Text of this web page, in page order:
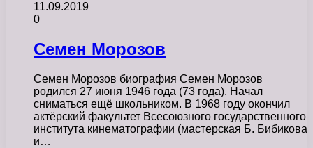
11.09.2019
0
Семен Морозов
Семен Морозов биография Семен Морозов
родился 27 июня 1946 года (73 года). Начал
сниматься ещё школьником. В 1968 году окончил
актёрский факультет Всесоюзного государственного
института кинематографии (мастерская Б. Бибикова
и…